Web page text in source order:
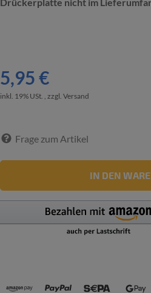
5,95 €
inkl. 19% USt. , zzgl. Versand
IN DEN
Zahlungsmethoden
Frage zum Artikel